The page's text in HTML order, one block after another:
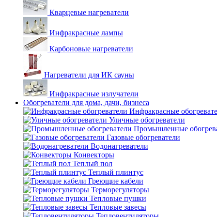
Кварцевые нагреватели
Инфракрасные лампы
Карбоновые нагреватели
Нагреватели для ИК сауны
Инфракрасные излучатели
Обогреватели для дома, дачи, бизнеса
Инфракрасные
Уличные обогреватели
Промышленные
Газовые обогреватели
Водонагреватели
Конвекторы
Теплый пол
Теплый плинтус
Греющие кабели
Терморегуляторы
Тепловые пушки
Тепловые завесы